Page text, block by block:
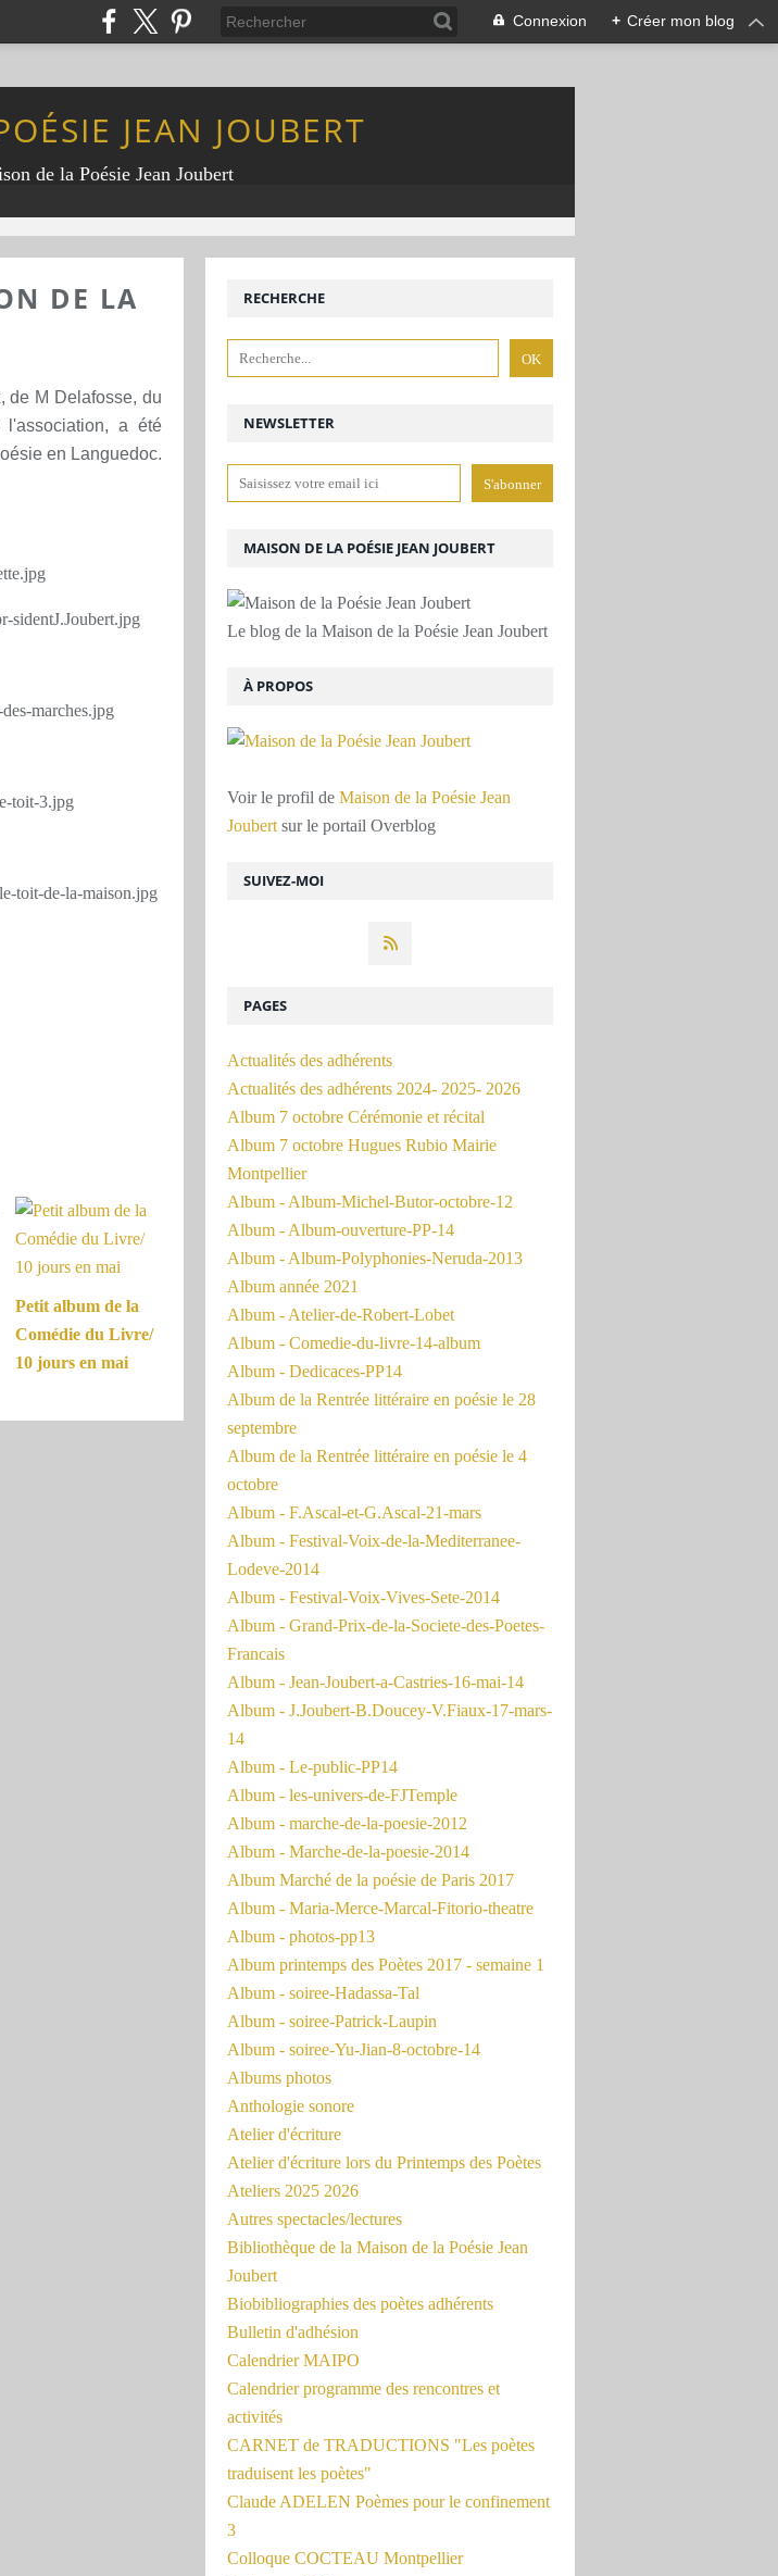
Connexion + Créer mon blog
JEAN JOUBERT
de la Poésie Jean Joubert
DE LA
de M Delafosse, du
a été
en Languedoc.
Petit album de la
Comédie du Livre/
10 jours en mai
NEWSLETTER
SUIVEZ-MOI
RECHERCHE
MAISON DE LA POÉSIE JEAN JOUBERT
Le blog de la Maison de la Poésie Jean Joubert
À PROPOS
Voir le profil de Maison de la Poésie Jean
Joubert sur le portail Overblog
PAGES
Actualités des adhérents
Actualités des adhérents 2024- 2025- 2026
Album 7 octobre Cérémonie et récital
Album 7 octobre Hugues Rubio Mairie
Montpellier
Album - Album-Michel-Butor-octobre-12
Album - Album-ouverture-PP-14
Album - Album-Polyphonies-Neruda-2013
Album année 2021
Album - Atelier-de-Robert-Lobet
Album - Comedie-du-livre-14-album
Album - Dedicaces-PP14
Album de la Rentrée littéraire en poésie le 28
septembre
Album de la Rentrée littéraire en poésie le 4
octobre
Album - F.Ascal-et-G.Ascal-21-mars
Album - Festival-Voix-de-la-Mediterranee-
Lodeve-2014
Album - Festival-Voix-Vives-Sete-2014
Album - Grand-Prix-de-la-Societe-des-Poetes-
Francais
Album - Jean-Joubert-a-Castries-16-mai-14
Album - J.Joubert-B.Doucey-V.Fiaux-17-mars-
14
Album - Le-public-PP14
Album - les-univers-de-FJTemple
Album - marche-de-la-poesie-2012
Album - Marche-de-la-poesie-2014
Album Marché de la poésie de Paris 2017
Album - Maria-Merce-Marcal-Fitorio-theatre
Album - photos-pp13
Album printemps des Poètes 2017 - semaine 1
Album - soiree-Hadassa-Tal
Album - soiree-Patrick-Laupin
Album - soiree-Yu-Jian-8-octobre-14
Albums photos
Anthologie sonore
Atelier d'écriture
Atelier d'écriture lors du Printemps des Poètes
Ateliers 2025 2026
Autres spectacles/lectures
Bibliothèque de la Maison de la Poésie Jean
Joubert
Biobibliographies des poètes adhérents
Bulletin d'adhésion
Calendrier MAIPO
Calendrier programme des rencontres et
activités
CARNET de TRADUCTIONS "Les poètes
traduisent les poètes"
Claude ADELEN Poèmes pour le confinement
3
Colloque COCTEAU Montpellier